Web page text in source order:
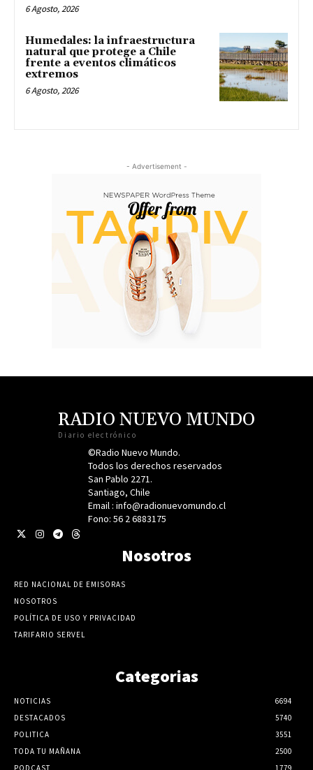
6 Agosto, 2026
Humedales: la infraestructura
natural que protege a Chile
frente a eventos climáticos
extremos
6 Agosto, 2026
- Advertisement -
RADIO NUEVO MUNDO
Diario electrónico
©Radio Nuevo Mundo.
Todos los derechos reservados
San Pablo 2271.
Santiago, Chile
Email : info@radionuevomundo.cl
Fono: 56 2 6883175
Nosotros
RED NACIONAL DE EMISORAS
NOSOTROS
POLÍTICA DE USO Y PRIVACIDAD
TARIFARIO SERVEL
Categorias
NOTICIAS
6694
DESTACADOS
5740
POLITICA
3551
TODA TU MAÑANA
2500
PODCAST
1779